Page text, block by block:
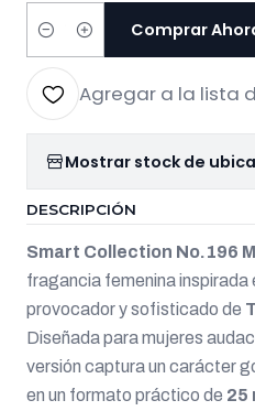
Cantidad
Comprar
Agregar a la lista
Mostrar stock de
DESCRIPCIÓN
Smart Collection No.196
fragancia femenina inspirada
provocador y sofisticado de
Diseñada para mujeres
versión captura un carácter
en un formato práctico de 25